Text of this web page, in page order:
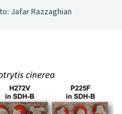
Jafar Razzaghian